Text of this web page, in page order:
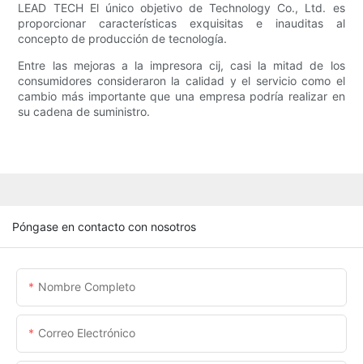
LEAD TECH El único objetivo de Technology Co., Ltd. es
proporcionar características exquisitas e inauditas al
concepto de producción de tecnología.
Entre las mejoras a la impresora cij, casi la mitad de los
consumidores consideraron la calidad y el servicio como el
cambio más importante que una empresa podría realizar en
su cadena de suministro.
Póngase en contacto con nosotros
Nombre Completo
Correo Electrónico